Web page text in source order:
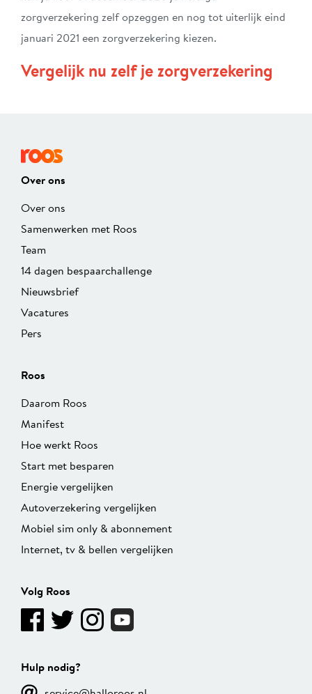
zorgverzekering zelf opzeggen en nog tot uiterlijk eind
januari 2021 een zorgverzekering kiezen.
Vergelijk nu zelf je zorgverzekering
Over ons
Over ons
Samenwerken met Roos
Team
14 dagen bespaarchallenge
Nieuwsbrief
Vacatures
Pers
Roos
Daarom Roos
Manifest
Hoe werkt Roos
Start met besparen
Energie vergelijken
Autoverzekering vergelijken
Mobiel sim only & abonnement
Internet, tv & bellen vergelijken
Volg Roos
Hulp nodig?